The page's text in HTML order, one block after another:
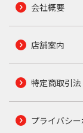
会社概要
店舗案内
特定商取引法
プライバシ